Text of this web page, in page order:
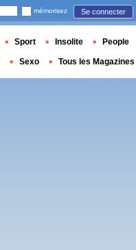
mémorisez Se connecter
Sport Insolite People
Sexo Tous les Magazines